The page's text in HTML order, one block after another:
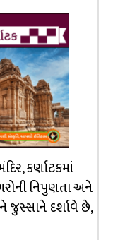
કર્ણાટકમાં
નિપુણતા અને
જુસ્સાને દર્શાવે છે,